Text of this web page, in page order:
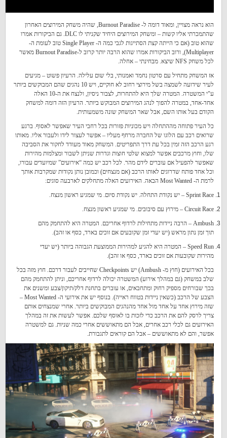
הוא נראה מצויין, ומאוד דומה ל- Burnout Paradise, שהיה משחק המירוצים האחרון
שהתמכרתי אליו קשות – ומשחק המירוצים היחיד שקניתי לו DLC. גם הביקורות אמרו
שהוא טוב (אם כי הייתה קצת הסתייגות לגבי כמה ה- Single Player טוב לעומת ה-
Multiplayer), ורוב הביקורות אמרו שהוא הרבה יותר קרוב ל-Burnout Paradise מאשר
לכל משחק NFS שיצא. מבחינתי – אחלה.
אז המשחק מתחיל עם סרטון נחמד ואמנותי, בלי שום עלילה. הרעיון פשוט – מגיעים
לעיר שידועה לשמצה בשל מירוצי רחוב לא חוקיים, ויש 10 נהגים שהם המבוקשים ביותר
ע"י המשטרה. המטרה שלך היא להתחרות, לצבור ניסיון, ולנצח את ה-10 האלה
אחד-אחד, במטרה להפוך לנהג המירוצים המבוקש ביותר. הרעיון הזה דומה למשחק
הקודם בעל אותו השם, אבל שאר המשחק שונה משמעותית.
כל העיר פתוחה מההתחלה ויש מכוניות פזורות בכל רחבי העיר שאפשר לאסוף. ברגע
שרואים רכב עם הלוגו של החברה מרחף מעליו – אפשר לעצור לידו ולעבור אליו. מאותו
רגע הרכב הזה זמין בכל עת דרך התפריטים. המשחק מאוד מעודד לחקור את הסביבה
שלו, וחוץ מרכבים אפשר למצוא שלטי חוצות וגדרות שניתן לשבור ומצלמות מהירות
שאפשר להפעיל אם עוברים לידם מהר. לכל רכב יש כמה “אירועים” שמיועדים עבורו,
וכל אחד פותח שדרוגים לאותו הרכב (אם מנצחים) וכמובן נותן נקודות שמקרבות אותך
לרמת ה- Most Wanted הבאה. האירועים האלה מתחלקים לארבעה סוגים:
Sprint Race – יש נקודת התחלה. יש נקודת סיום. מי שמגיע ראשון מנצח.
Circuit Race – מירוץ עם סיבובים. מי שמגיע ראשון מנצח.
Ambush – הרבה ניידות מתחילות לרדוף אחריכם. המטרה היא להתחמק מהם
תוך זמן נתון מראש (יש יעדי זמן שקובעים אם זוכים בארד, כסף או זהב).
Speed Run – המטרה היא להגיע למהירות הממוצעת הגבוהה ביותר (יש יעדי
מהירות שקובעות אם זוכים בארד, כסף או זהב).
בכל האירועים (חוץ מ- Ambush) יש Checkpoints שחייבים לעבור דרכם. חוץ מזה בכל
שלב במשחק (גם במהלך אירוע) המשטרה יכולה לרדוף אחריכם, וניתן להתחמק מהם
בכך שבורחים מספיק רחוק ומתחבאים, או עוברים בתחנת דלק/תיקון/צבע ומשנים את
הצבע של הרכב (כשאין ניידות בטווח ראייה). בנוסף יש את אירועי ה- Most Wanted –
שזה מירוץ אחד על אחד מול אחד מהנהגים המבוקשים ביותר. אחרי שמנצחים אותם
צריך לרסק להם את הרכב כדי לזכות בו לאוסף שלכם. אפשר לעשות את זה במהלך
האירועים גם לכלי רכב אחרים, אבל הם מתאוששים אחרי כמה שניות. גם למשטרה
אפשר, והם לא מתאוששים – אבל הם קוראים לתגבורת.